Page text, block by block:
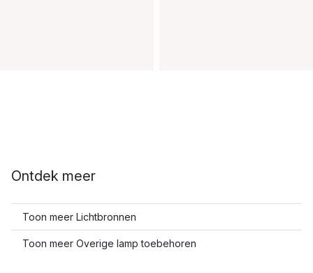
Ontdek meer
Toon meer Lichtbronnen
Toon meer Overige lamp toebehoren